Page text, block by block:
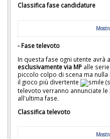
Classifica fase candidature
- Fase televoto
In questa fase ogni utente avrà
esclusivamente via MP alle
piccolo colpo di scena ma
il gioco più divertente
televoto verranno annunciate le
all'ultima fase.
Classifica televoto